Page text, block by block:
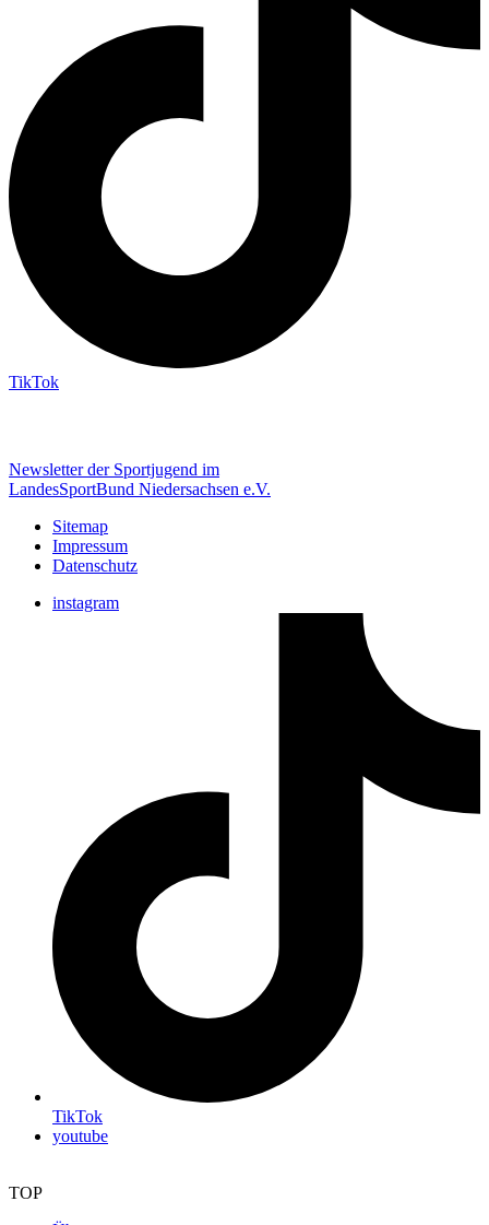
TikTok
Newsletter der Sportjugend im
LandesSportBund Niedersachsen e.V.
Sitemap
Impressum
Datenschutz
instagram
TikTok
youtube
TOP